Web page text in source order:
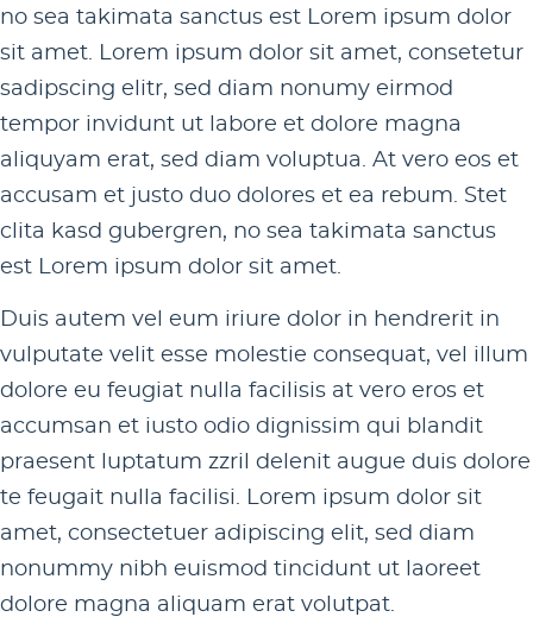
no sea takimata sanctus est Lorem ipsum dolor
sit amet. Lorem ipsum dolor sit amet, consetetur
sadipscing elitr, sed diam nonumy eirmod
tempor invidunt ut labore et dolore magna
aliquyam erat, sed diam voluptua. At vero eos et
accusam et justo duo dolores et ea rebum. Stet
clita kasd gubergren, no sea takimata sanctus
est Lorem ipsum dolor sit amet.
Duis autem vel eum iriure dolor in hendrerit in
vulputate velit esse molestie consequat, vel illum
dolore eu feugiat nulla facilisis at vero eros et
accumsan et iusto odio dignissim qui blandit
praesent luptatum zzril delenit augue duis dolore
te feugait nulla facilisi. Lorem ipsum dolor sit
amet, consectetuer adipiscing elit, sed diam
nonummy nibh euismod tincidunt ut laoreet
dolore magna aliquam erat volutpat.